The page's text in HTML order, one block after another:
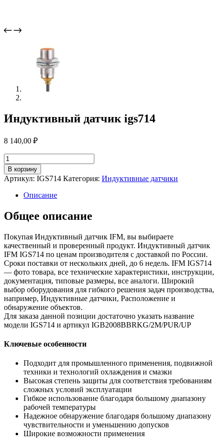
Индуктивный датчик igs714
8 140,00 ₽
Количество
товара
Индуктивный
датчик
igs714
В корзину
Артикул: IGS714 Категория: Индуктивные датчики
Описание
Общее описание
Покупая Индуктивный датчик IFM, вы выбираете
качественный и проверенный продукт. Индуктивный датчик
IFM IGS714 по ценам производителя с доставкой по России.
Сроки поставки от нескольких дней, до 6 недель. IFM IGS714
— фото товара, все технические характеристики, инструкции,
документация, типовые размеры, все аналоги. Широкий
выбор оборудования для гибкого решения задач производства,
например, Индуктивные датчики, Расположение и
обнаружение объектов.
Для заказа данной позиции достаточно указать название
модели IGS714 и артикул IGB2008BBRKG/2M/PUR/UP
Ключевые особенности
Подходит для промышленного применения, подвижной
техники и технологий охлаждения и смазки
Высокая степень защиты для соответствия требованиям
сложных условий эксплуатации
Гибкое использование благодаря большому диапазону
рабочей температуры
Надежное обнаружение благодаря большому диапазону
чувствительности и уменьшению допусков
Широкие возможности применения